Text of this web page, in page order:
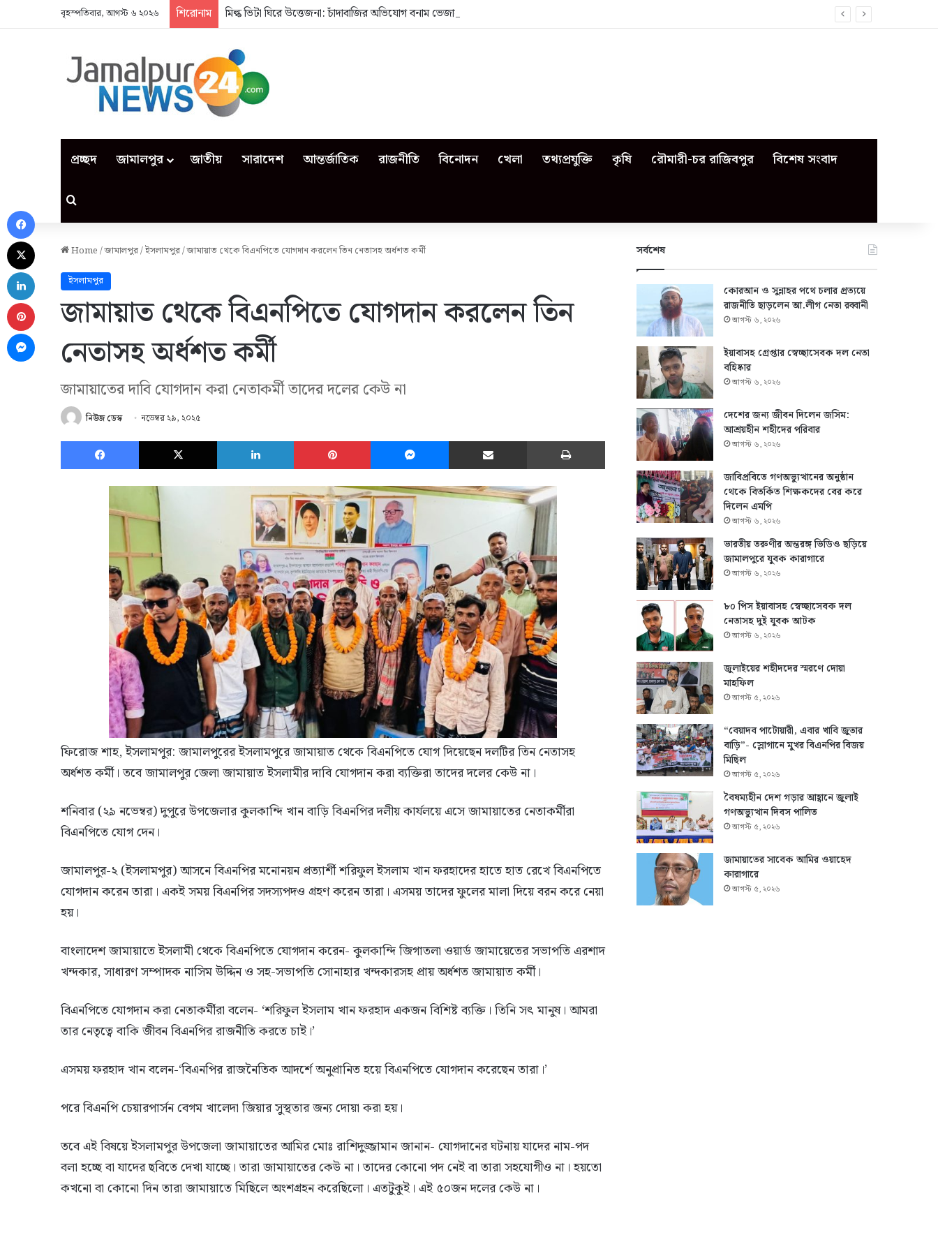
বৃহস্পতিবার, আগস্ট ৬ ২০২৬ শিরোনাম মিল্ক ভিটা ঘিরে উত্তেজনা: চাঁদাবাজির অভিযোগ বনাম ভেজাল দুধের জিডি
প্রচ্ছদ জামালপুর জাতীয় সারাদেশ আন্তর্জাতিক রাজনীতি বিনোদন খেলা তথ্যপ্রযুক্তি কৃষি রৌমারী-চর রাজিবপুর বিশেষ সংবাদ
Search for
Home/জামালপুর/ইসলামপুর/জামায়াত থেকে বিএনপিতে যোগদান করলেন তিন নেতাসহ অর্ধশত কর্মী
ইসলামপুর
জামায়াত থেকে বিএনপিতে যোগদান করলেন তিন
নেতাসহ অর্ধশত কর্মী
জামায়াতের দাবি যোগদান করা নেতাকর্মী তাদের দলের কেউ না
নিউজ ডেস্ক নভেম্বর ২৯, ২০২৫
Facebook X LinkedIn Pinterest Messenger Share via Email Print
ফিরোজ শাহ, ইসলামপুর: জামালপুরের ইসলামপুরে জামায়াত থেকে বিএনপিতে যোগ দিয়েছেন দলটির তিন নেতাসহ
অর্ধশত কর্মী। তবে জামালপুর জেলা জামায়াত ইসলামীর দাবি যোগদান করা ব্যক্তিরা তাদের দলের কেউ না।
শনিবার (২৯ নভেম্বর) দুপুরে উপজেলার কুলকান্দি খান বাড়ি বিএনপির দলীয় কার্যলয়ে এসে জামায়াতের নেতাকর্মীরা
বিএনপিতে যোগ দেন।
জামালপুর-২ (ইসলামপুর) আসনে বিএনপির মনোনয়ন প্রত্যার্শী শরিফুল ইসলাম খান ফরহাদের হাতে হাত রেখে বিএনপিতে
যোগদান করেন তারা। একই সময় বিএনপির সদস্যপদও গ্রহণ করেন তারা। এসময় তাদের ফুলের মালা দিয়ে বরন করে নেয়া
হয়।
বাংলাদেশ জামায়াতে ইসলামী থেকে বিএনপিতে যোগদান করেন- কুলকান্দি জিগাতলা ওয়ার্ড জামায়েতের সভাপতি এরশাদ
খন্দকার, সাধারণ সম্পাদক নাসিম উদ্দিন ও সহ-সভাপতি সোনাহার খন্দকারসহ প্রায় অর্ধশত জামায়াত কর্মী।
বিএনপিতে যোগদান করা নেতাকর্মীরা বলেন- ‘শরিফুল ইসলাম খান ফরহাদ একজন বিশিষ্ট ব্যক্তি। তিনি সৎ মানুষ। আমরা
তার নেতৃত্বে বাকি জীবন বিএনপির রাজনীতি করতে চাই।’
এসময় ফরহাদ খান বলেন-‘বিএনপির রাজনৈতিক আদর্শে অনুপ্রানিত হয়ে বিএনপিতে যোগদান করেছেন তারা।’
পরে বিএনপি চেয়ারপার্সন বেগম খালেদা জিয়ার সুস্থতার জন্য দোয়া করা হয়।
তবে এই বিষয়ে ইসলামপুর উপজেলা জামায়াতের আমির মোঃ রাশিদুজ্জামান জানান- যোগদানের ঘটনায় যাদের নাম-পদ
বলা হচ্ছে বা যাদের ছবিতে দেখা যাচ্ছে। তারা জামায়াতের কেউ না। তাদের কোনো পদ নেই বা তারা সহযোগীও না। হয়তো
কখনো বা কোনো দিন তারা জামায়াতে মিছিলে অংশগ্রহন করেছিলো। এতটুকুই। এই ৫০জন দলের কেউ না।
সর্বশেষ
কোরআন ও সুন্নাহর পথে চলার প্রত্যয়ে
রাজনীতি ছাড়লেন আ.লীগ নেতা রব্বানী
আগস্ট ৬, ২০২৬
ইয়াবাসহ গ্রেপ্তার স্বেচ্ছাসেবক দল নেতা
বহিষ্কার
আগস্ট ৬, ২০২৬
দেশের জন্য জীবন দিলেন জসিম:
আশ্রয়হীন শহীদের পরিবার
আগস্ট ৬, ২০২৬
জাবিপ্রবিতে গণঅভ্যুত্থানের অনুষ্ঠান
থেকে বিতর্কিত শিক্ষকদের বের করে
দিলেন এমপি
আগস্ট ৬, ২০২৬
ভারতীয় তরুণীর অন্তরঙ্গ ভিডিও ছড়িয়ে
জামালপুরে যুবক কারাগারে
আগস্ট ৬, ২০২৬
৮০ পিস ইয়াবাসহ স্বেচ্ছাসেবক দল
নেতাসহ দুই যুবক আটক
আগস্ট ৬, ২০২৬
জুলাইয়ের শহীদদের স্মরণে দোয়া
মাহফিল
আগস্ট ৫, ২০২৬
“বেয়াদব পাটোয়ারী, এবার খাবি জুতার
বাড়ি”- স্লোগানে মুখর বিএনপির বিজয়
মিছিল
আগস্ট ৫, ২০২৬
বৈষম্যহীন দেশ গড়ার আহ্বানে জুলাই
গণঅভ্যুত্থান দিবস পালিত
আগস্ট ৫, ২০২৬
জামায়াতের সাবেক আমির ওয়াহেদ
কারাগারে
আগস্ট ৫, ২০২৬
Facebook
LinkedIn
Pinterest